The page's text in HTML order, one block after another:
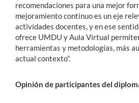
recomendaciones para una mejor
mejoramiento continuo es un eje
actividades docentes, y en ese
ofrece UMDU y Aula Virtual
herramientas y metodologías, más
actual contexto”.
Opinión de participantes del